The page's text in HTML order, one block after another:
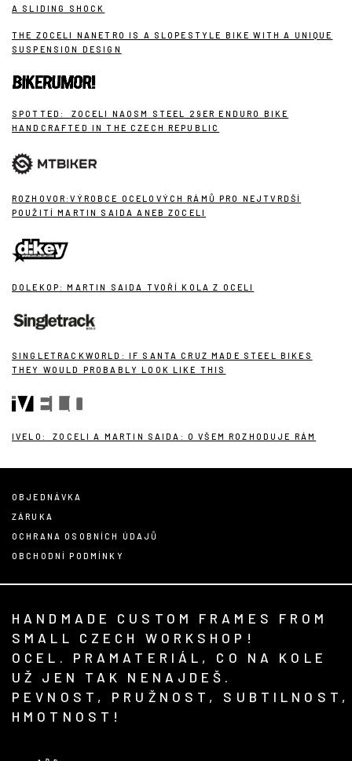
A SLIDING SHOCK
THE ZOCELI NANETRO IS A SLOPESTYLE BIKE WITH A UNIQUE
SUSPENSION DESIGN
SPOTTED: ZOCELI NAOSM STEEL 29ER ENDURO BIKE
HANDCRAFTED IN THE CZECH REPUBLIC
ROZHOVOR:VÝROBCE OCELOVÝCH RÁMŮ PRO NEJTVRDŠÍ
POUŽITÍ MARTIN SAIDA ANEB ZOCELI
DOLEKOP: MARTIN SAIDA TVOŘÍ KOLA Z OCELI
SINGLETRACKWORLD: IF SANTA CRUZ MADE STEEL BIKES
THEY WOULD PROBABLY LOOK LIKE THIS
IVELO: ZOCELI A MARTIN SAIDA: O VŠEM ROZHODUJE RÁM
OBJEDNÁVKA
ZÁRUKA
OCHRANA OSOBNÍCH ÚDAJŮ
OBCHODNÍ PODMÍNKY
HANDMADE CUSTOM FRAMES FROM
SMALL CZECH WORKSHOP!
OCEL. PRAMATERIÁL, CO NA KOLE
UŽ JEN TAK NENAJDEŠ.
PEVNOST, PRUŽNOST, SUBTILNOST,
HMOTNOST!